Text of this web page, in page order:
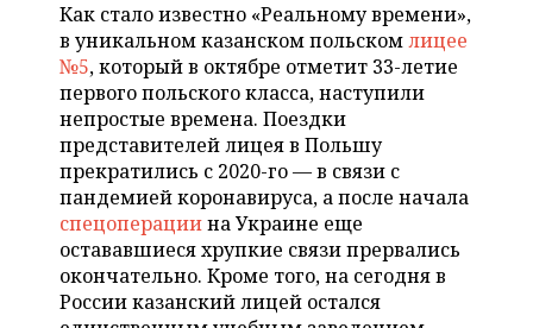
ОТКРЫТАЯ ЛЕКЦИЯ
БАСКЕТБОЛ
ВОЛЕЙБОЛ
КИБЕРСПОРТ
ФИГУРНОЕ КАТАНИЕ
ВОДНЫЕ ВИДЫ СПОРТА
ХОККЕЙ С МЯЧОМ
ИНФРАСТРУКТУРА
ИСТОРИЯ
КУЛЬТУРА
МЕДИЦИНА
ОБРАЗОВАНИЕ
ПРОИСШЕСТВИЯ
СПРАВОЧНИК
СПИСОК ПЕРСОН
СПИСОК КОМПАНИЙ
ПОЛНАЯ ВЕРСИЯ
Как стало известно «Реальному времени»,
в уникальном казанском польскомлицее
№5, который в октябре отметит 33-летие
первого польского класса, наступили
непростые времена. Поездки
представителей лицея в Польшу
прекратились с 2020-го — в связи с
пандемией коронавируса, а после начала
спецоперациина Украине еще
остававшиеся хрупкие связи прервались
окончательно. Кроме того, на сегодня в
России казанский лицей остался